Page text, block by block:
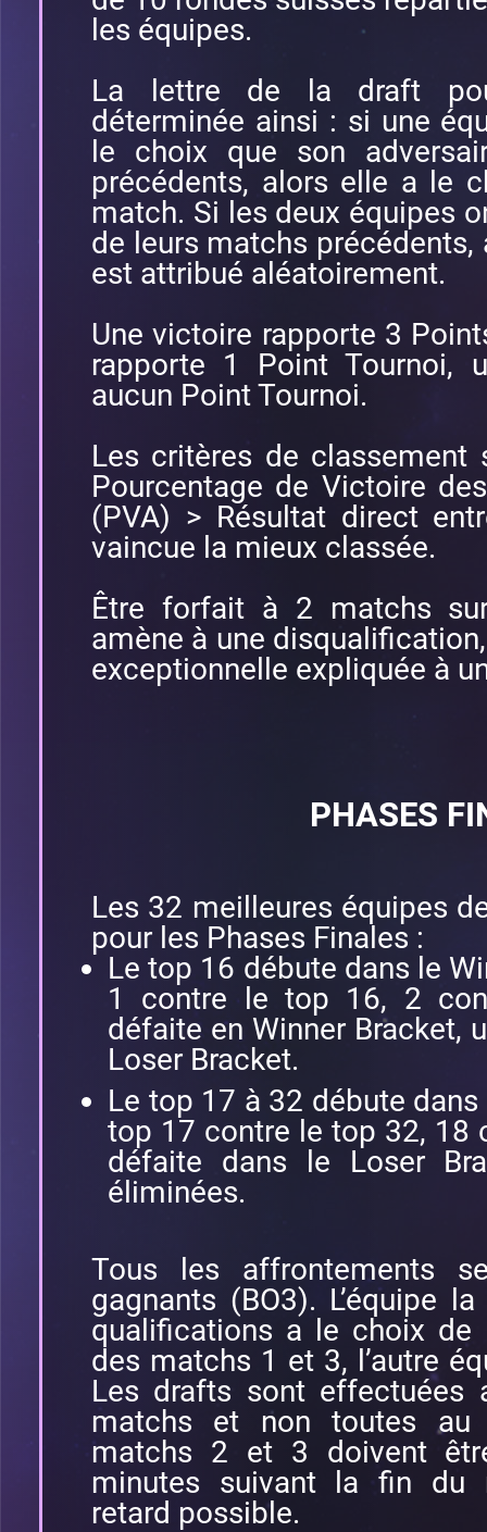
les équipes.
La lettre de la draft
déterminée ainsi : si une
le choix que son
précédents, alors elle a le
match. Si les deux équipes
de leurs matchs
est attribué aléatoirement.
Une victoire rapporte 3
rapporte 1 Point Tournoi,
aucun Point Tournoi.
Les critères de classement
Pourcentage de Victoire
(PVA) > Résultat direct
vaincue la mieux classée.
Être forfait à 2 matchs
amène à une
exceptionnelle expliquée à
PHASES
Les 32 meilleures équipes
pour les Phases Finales :
Le top 16 débute dans le
1 contre le top 16, 2
défaite en Winner Bracket,
Loser Bracket.
Le top 17 à 32 débute
top 17 contre le top 32, 18
défaite dans le Loser
éliminées.
Tous les affrontements
gagnants (BO3). L’équipe
qualifications a le choix
des matchs 1 et 3, l’autre
Les drafts sont
matchs et non toutes
matchs 2 et 3 doivent
minutes suivant la fin du
retard possible.